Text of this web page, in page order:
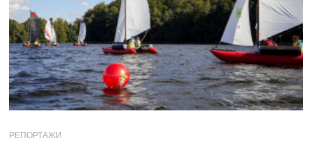
РЕПОРТАЖИ